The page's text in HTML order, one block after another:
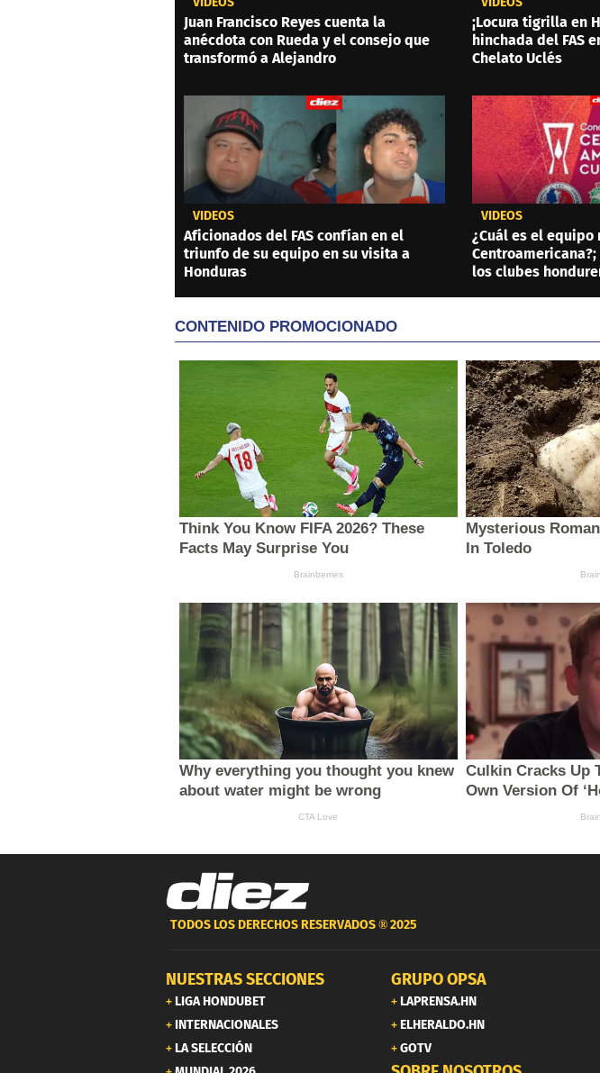
Juan Francisco Reyes cuenta la
anécdota con Rueda y el consejo que
transformó a Alejandro
¡Locura tigrilla en
hinchada del FAS
Chelato Uclés
VIDEOS
Aficionados del FAS confían en el
triunfo de su equipo en su visita a
Honduras
VIDEOS
¿Cuál es el equipo
los clubes
TODOS LOS DERECHOS RESERVADOS ®2025
NUESTRAS SECCIONES
LIGA HONDUBET
INTERNACIONALES
LA SELECCIÓN
GRUPO OPSA
LAPRENSA.HN
ELHERALDO.HN
GOTV